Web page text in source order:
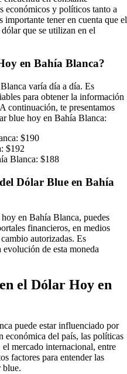
económicos y políticos tanto a
tener en cuenta que el
que se utilizan en el
en Bahía Blanca?
varía día a día. Es
para obtener la información
continuación, te presentamos
blue hoy en Bahía Blanca:
$190
$192
Blanca: $188
Dólar Blue en Bahía
en Bahía Blanca, puedes
financieros, en medios
autorizadas. Es
de esta moneda
el Dólar Hoy en
puede estar influenciado por
económica del país, las políticas
mercado internacional, entre
factores para entender las
blue.